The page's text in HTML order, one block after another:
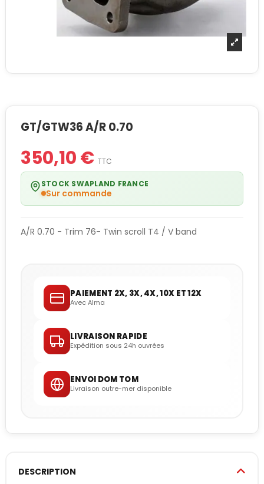
GT/GTW36 A/R 0.70
350,10 € TTC
STOCK SWAPLAND FRANCE
Sur commande
A/R 0.70 - Trim 76- Twin scroll T4 / V band
PAIEMENT 2X, 3X, 4X, 10X ET 12X
Avec Alma
LIVRAISON RAPIDE
Expédition sous 24h ouvrées
ENVOI DOM TOM
Livraison outre-mer disponible
DESCRIPTION